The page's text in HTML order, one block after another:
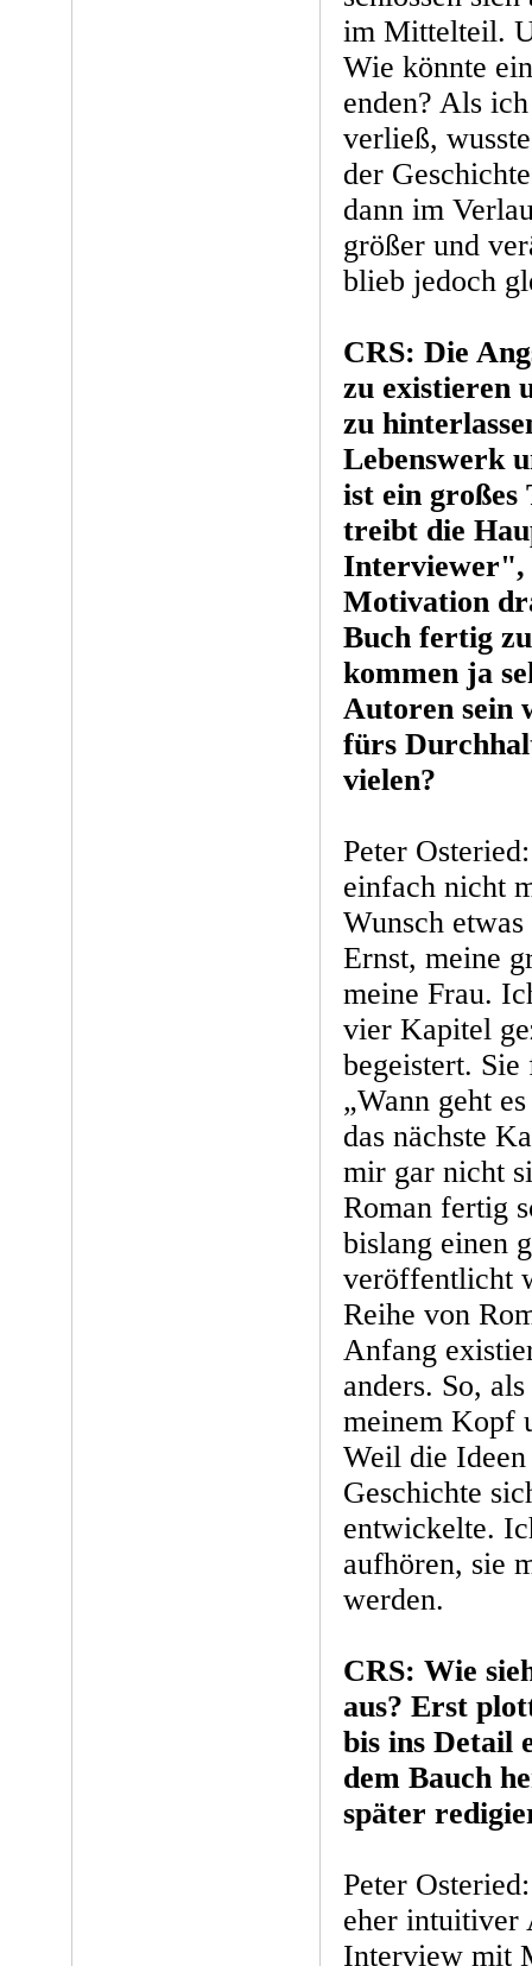
im Mittelteil.
Wie könnte
enden? Als
verließ,
der
dann im
größer und
blieb jedoch
CRS: Die
zu existieren
zu
Lebenswerk
ist ein großes
treibt die
Interviewer",
Motivation
Buch fertig
kommen ja
Autoren sein
fürs
vielen?
Peter
einfach nicht
Wunsch
Ernst, meine
meine Frau.
vier Kapitel
begeistert.
„Wann geht
das nächste
mir gar nicht
Roman fertig
bislang einen
veröffentlicht
Reihe von
Anfang
anders. So,
meinem Kopf
Weil die
Geschichte
entwickelte.
aufhören, sie
werden.
CRS: Wie
aus? Erst
bis ins Detail
dem Bauch
später
Peter
eher intuitiver
Interview mit